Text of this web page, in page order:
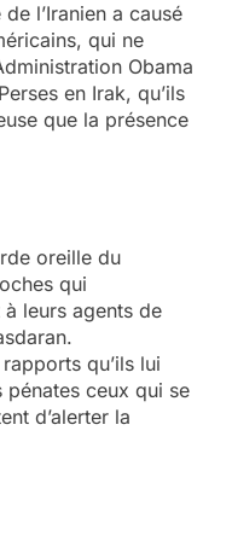
l’Iranien a causé
qui ne
Obama
en Irak, qu’ils
que la présence
oreille du
qui
leurs agents de
qu’ils lui
ceux qui se
d’alerter la